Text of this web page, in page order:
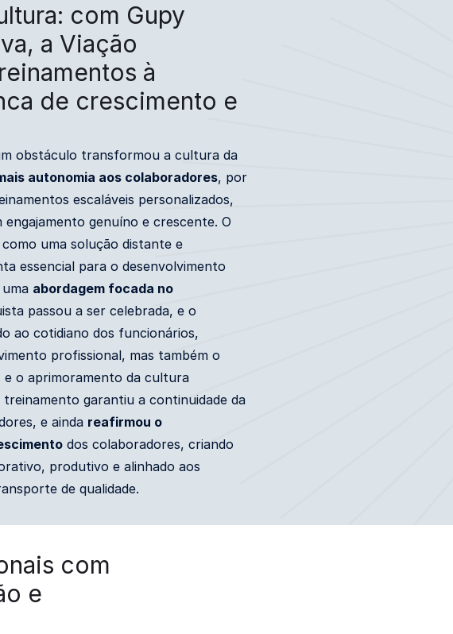
com Gupy
a Viação
à
de crescimento e
obstáculo transformou a cultura da
autonomia aos colaboradores, por
escaláveis personalizados,
genuíno e crescente. O
uma solução distante e
essencial para o desenvolvimento
abordagem focada no
passou a ser celebrada, e o
ao cotidiano dos funcionários,
profissional, mas também o
o aprimoramento da cultura
garantiu a continuidade da
e ainda reafirmou o
dos colaboradores, criando
produtivo e alinhado aos
de qualidade.
com
e